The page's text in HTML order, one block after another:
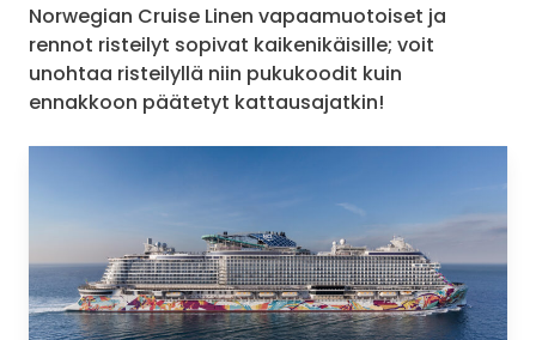
Norwegian Cruise Linen vapaamuotoiset ja
rennot risteilyt sopivat kaikenikäisille; voit
unohtaa risteilyllä niin pukukoodit kuin
ennakkoon päätetyt kattausajatkin!